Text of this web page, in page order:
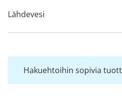
Lähdevesi
Hakuehtoihin sopivia